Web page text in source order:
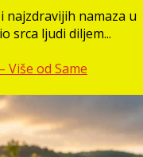
najzdravijih namaza u
srca ljudi diljem...
Više od Same